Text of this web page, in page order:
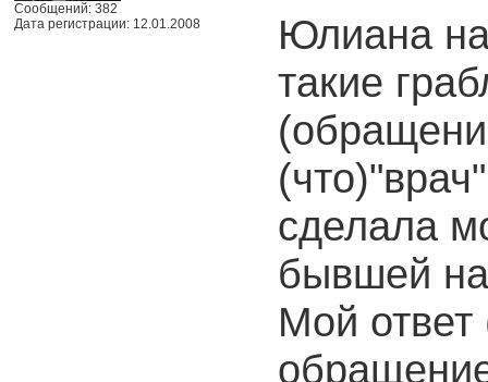
Сообщений: 382
Дата регистрации: 12.01.2008
Юлиана
такие
сделала
бывшей
Мой